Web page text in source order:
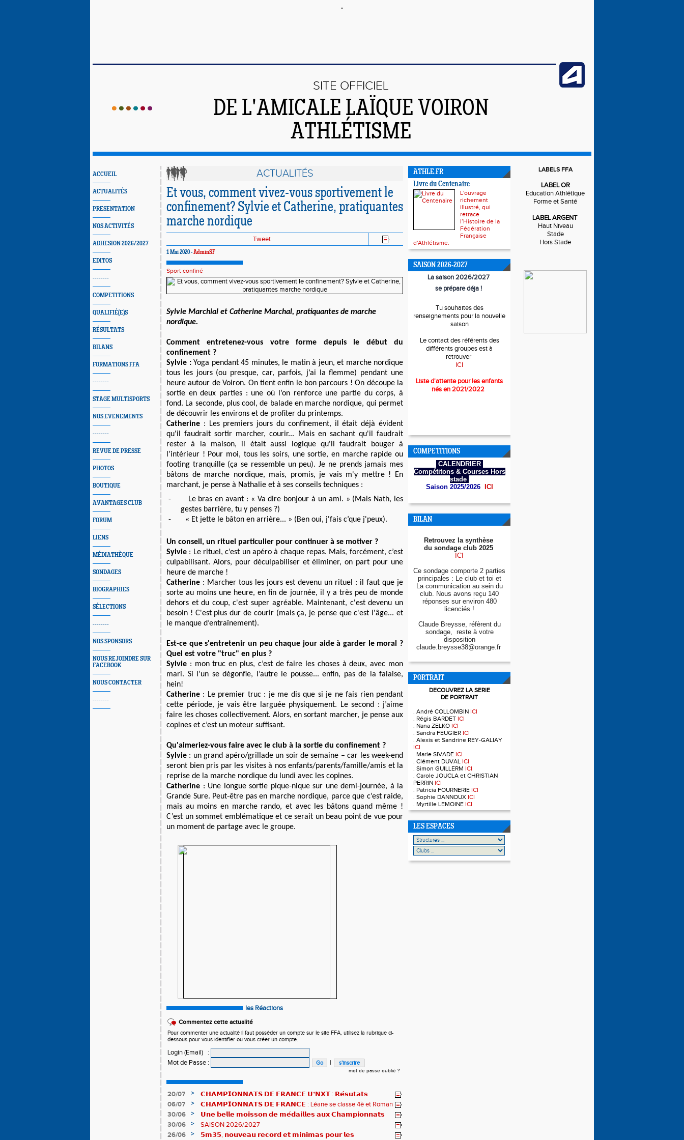
SITE OFFICIEL
DE L'AMICALE LAÏQUE VOIRON
ATHLÉTISME
ACCUEIL
ACTUALITÉS
PRESENTATION
NOS ACTIVITÉS
ADHESION 2026/2027
EDITOS
--------
COMPETITIONS
QUALIFIÉ(E)S
RÉSULTATS
BILANS
FORMATIONS FFA
--------
STAGE MULTISPORTS
NOS EVENEMENTS
--------
REVUE DE PRESSE
PHOTOS
BOUTIQUE
AVANTAGES CLUB
FORUM
LIENS
MÉDIATHÈQUE
SONDAGES
BIOGRAPHIES
SÉLECTIONS
--------
NOS SPONSORS
NOUS REJOINDRE SUR
FACEBOOK
NOUS CONTACTER
--------
ACTUALITÉS
Et vous, comment vivez-vous sportivement le
confinement? Sylvie et Catherine, pratiquantes
marche nordique
Tweet
1 Mai 2020 -AdminSF
Sport confiné
Sylvie Marchial et Catherine Marchal, pratiquantes de marche
nordique.
Comment entretenez-vous votre forme depuis le début du
confinement ?
Sylvie : Yoga pendant 45 minutes, le matin à jeun, et marche nordique
tous les jours (ou presque, car, parfois, j’ai la flemme) pendant une
heure autour de Voiron. On tient enfin le bon parcours ! On découpe la
sortie en deux parties : une où l’on renforce une partie du corps, à
fond. La seconde, plus cool, de balade en marche nordique, qui permet
de découvrir les environs et de profiter du printemps.
Catherine :
Les premiers jours du confinement, il était déjà évident
qu'il faudrait sortir marcher, courir... Mais en sachant qu'il faudrait
rester à la maison, il était aussi logique qu'il faudrait bouger à
l’intérieur ! Pour moi, tous les soirs, une sortie, en marche rapide ou
footing tranquille (ça se ressemble un peu). Je ne prends jamais mes
bâtons de marche nordique, mais, promis, je vais m'y mettre ! En
marchant, je pense à Nathalie et à ses conseils techniques :
-
Le bras en avant : « Va dire bonjour à un ami. » (Mais Nath, les
gestes barrière, tu y penses ?)
-
« Et jette le bâton en arrière... » (Ben oui, j'fais c’que j'peux).
Un conseil, un rituel particulier pour continuer à se motiver ?
Sylvie : Le rituel, c’est un apéro à chaque repas. Mais, forcément, c’est
culpabilisant. Alors, pour déculpabiliser et éliminer, on part pour une
heure de marche !
Catherine : Marcher tous les jours est devenu un rituel : il faut que je
sorte au moins une heure, en fin de journée, il y a très peu de monde
dehors et du coup, c'est super agréable. Maintenant, c'est devenu un
besoin ! C'est plus dur de courir (mais ça, je pense que c'est l'âge... et
le manque d’entraînement).
Est-ce que s'entretenir un peu chaque jour aide à garder le moral ?
Quel est votre "truc" en plus ?
Sylvie : mon truc en plus, c’est de faire les choses à deux, avec mon
mari. Si l’un se dégonfle, l’autre le pousse... enfin, pas de la falaise,
hein!
Catherine : Le premier truc : je me dis que si je ne fais rien pendant
cette période, je vais être larguée physiquement. Le second : j’aime
faire les choses collectivement. Alors, en sortant marcher, je pense aux
copines et c’est un moteur suffisant.
Qu'aimeriez-vous faire avec le club à la sortie du confinement ?
Sylvie : un grand apéro/grillade un soir de semaine – car les week-end
seront bien pris par les visites à nos enfants/parents/famille/amis et la
reprise de la marche nordique du lundi avec les copines.
Catherine : Une longue sortie pique-nique sur une demi-journée, à la
Grande Sure. Peut-être pas en marche nordique, parce que c’est raide,
mais au moins en marche rando, et avec les bâtons quand même !
C’est un sommet emblématique et ce serait un beau point de vue pour
un moment de partage avec le groupe.
les Réactions
Commentez cette actualité
Pour commenter une actualité il faut posséder un compte sur le site FFA, utilisez la rubrique ci-
dessous pour vous identifier ou vous créer un compte.
Login (Email)
:
Mot de Passe : |
mot de passe oublié ?
20/07 >
𝗖𝗛𝗔𝗠𝗣𝗜𝗢𝗡𝗡𝗔𝗧𝗦 𝗗𝗘 𝗙𝗥𝗔𝗡𝗖𝗘 𝗨*𝗡𝗫𝗧 : 𝗥𝗲́𝘀𝘂𝘁𝗮𝘁𝘀
𝗵𝗶𝘀𝘁𝗼𝗿𝗶𝗾𝘂𝗲𝘀 !
06/07 >
𝗖𝗛𝗔𝗠𝗣𝗜𝗢𝗡𝗡𝗔𝗧𝗦 𝗗𝗘 𝗙𝗥𝗔𝗡𝗖𝗘 : Léane se classe 4è et Roman
83è !
30/06 >
𝗨𝗻𝗲 𝗯𝗲𝗹𝗹𝗲 𝗺𝗼𝗶𝘀𝘀𝗼𝗻 𝗱𝗲 𝗺𝗲́𝗱𝗮𝗶𝗹𝗹𝗲𝘀 𝗮𝘂𝘅 𝗖𝗵𝗮𝗺𝗽𝗶𝗼𝗻𝗻𝗮𝘁𝘀
𝗔𝗨𝗥𝗔 !
30/06 >
SAISON 2026/2027
26/06
>
𝟱𝗺𝟯𝟱, 𝗻𝗼𝘂𝘃𝗲𝗮𝘂 𝗿𝗲𝗰𝗼𝗿𝗱 𝗲𝘁 𝗺𝗶𝗻𝗶𝗺𝗮𝘀 𝗽𝗼𝘂𝗿 𝗹𝗲𝘀
ATHLE.FR
Livre du Centenaire
L'ouvrage
richement
illustré, qui
retrace
l’Histoire de la
Fédération
Française
d'Athlétisme.
SAISON 2026-2027
La saison 2026/2027
se prépare déja !
Tu souhaites des
renseignements pour la nouvelle
saison
Le contact des référents des
différents groupes est à
retrouver
ICI
Liste d'attente pour les enfants
nés en 2021/2022
COMPETITIONS
CALENDRIER
Compétitons & Courses Hors
stade
Saison 2025/2026
ICI
BILAN
Retrouvez la synthèse
du sondage club 2025
ICI
Ce sondage comporte 2 parties
principales : Le club et toi et
La communication au sein du
club. Nous avons reçu 140
réponses sur environ 480
licenciés !
Claude Breysse, réfèrent du
sondage, reste à votre
disposition
claude.breysse38@orange.fr
PORTRAIT
DECOUVREZ LA SERIE
DE PORTRAIT
. André COLLOMBIN ICI
. Régis BARDET ICI
. Nana ZELKO ICI
. Sandra FEUGIER ICI
. Alexis et Sandrine REY-GALIAY
ICI
. Marie SIVADE ICI
. Clément DUVAL ICI
. Simon GUILLERM ICI
. Carole JOUCLA et CHRISTIAN
PERRIN ICI
. Patricia FOURNERIE ICI
. Sophie DANNOUX ICI
. Myrtille LEMOINE ICI
LES ESPACES
LABELS FFA
LABEL OR
Education Athlétique
Forme et Santé
LABEL ARGENT
Haut Niveau
Stade
Hors Stade